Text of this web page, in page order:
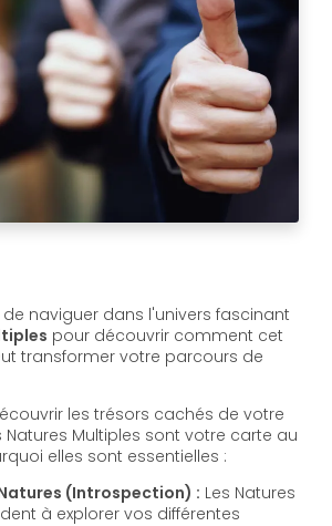
naviguer dans l'univers fascinant
pour découvrir comment cet
transformer votre parcours de
les trésors cachés de votre
Natures Multiples sont votre carte au
elles sont essentielles :
(Introspection) : Les Natures
à explorer vos différentes